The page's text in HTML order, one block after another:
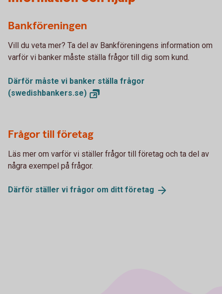
Bankföreningen
Vill du veta mer? Ta del av Bankföreningens information om
varför vi banker måste ställa frågor till dig som kund.
Därför måste vi banker ställa frågor
(swedishbankers.se)
Frågor till företag
Läs mer om varför vi ställer frågor till företag och ta del av
några exempel på frågor.
Därför ställer vi frågor om ditt företag